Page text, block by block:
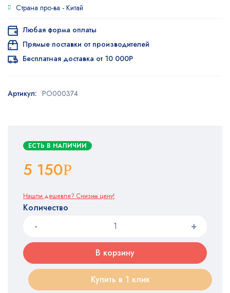
Страна про-ва - Китай
ЕСТЬ В НАЛИЧИИ
5 150Р
Нашли дешевле? Снизим цену!
Количество
В корзину
Купить в 1 клик
Любая форма оплаты
Прямые поставки от производителей
Бесплатная доставка от 10 000Р
Артикул: PO000374